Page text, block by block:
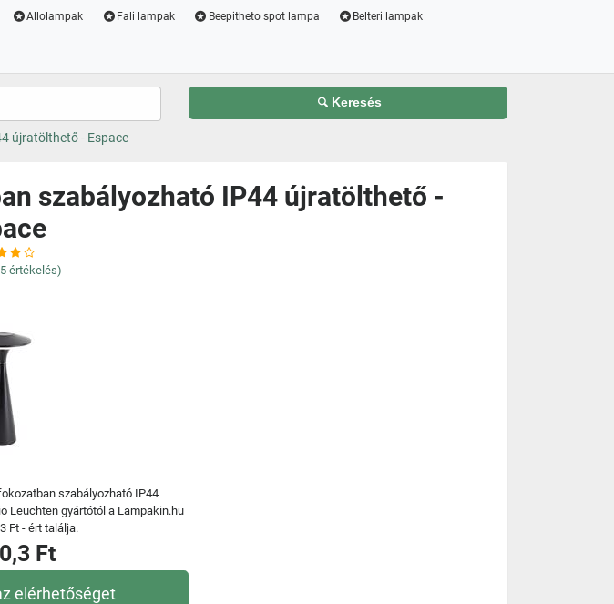
Allolampak Fali lampak Beepitheto spot lampa Belteri lampak
Keresés
újratölthető - Espace
szabályozható IP44 újratölthető -
5 értékelés)
szabályozható IP44
Leuchten gyártótól a Lampakin.hu
Ft - ért találja.
Ft
elérhetőséget